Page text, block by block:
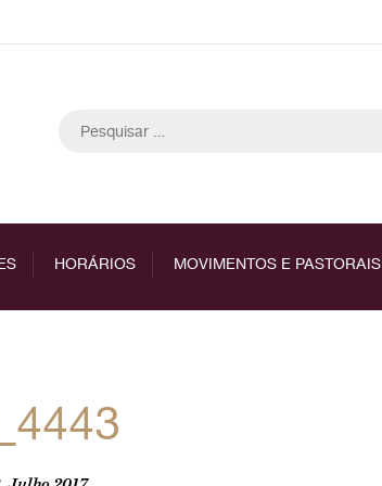
por:
HORÁRIOS MOVIMENTOS E PASTORAIS